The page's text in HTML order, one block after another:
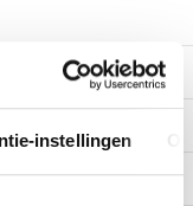
instellingen